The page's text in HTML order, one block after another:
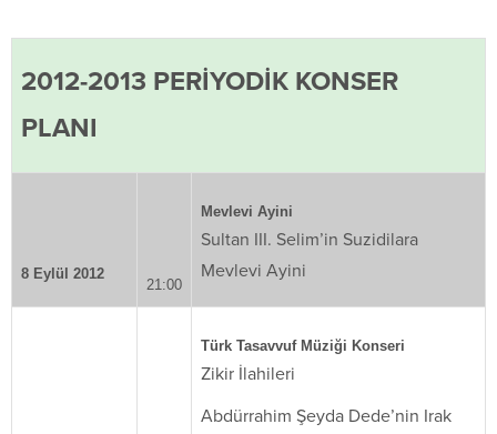
2012-2013 PERİYODİK KONSER
PLANI
8 Eylül 2012
21:00
Mevlevi Ayini
Sultan III. Selim’in Suzidilara
Mevlevi Ayini
Türk Tasavvuf Müziği Konseri
Zikir İlahileri
Abdürrahim Şeyda Dede’nin Irak